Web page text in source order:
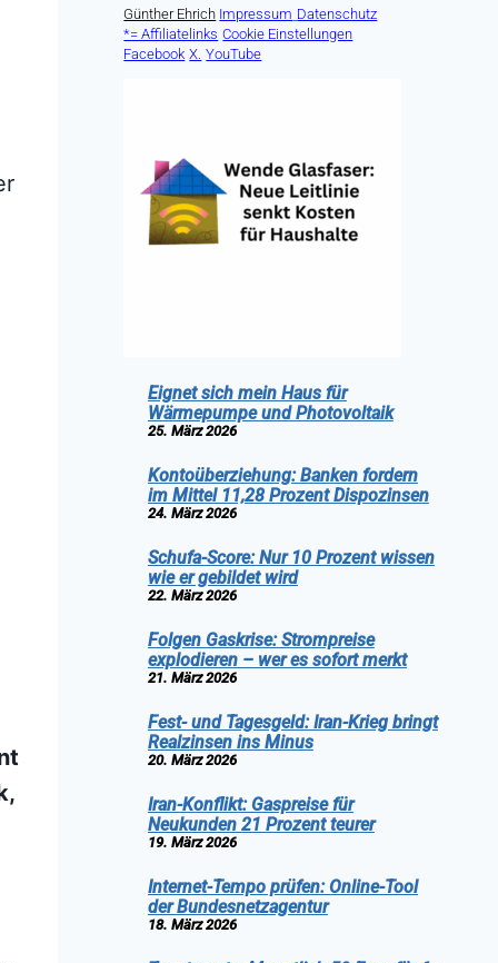
Günther Ehrich Impressum Datenschutz
*= Affiliatelinks Cookie Einstellungen
Facebook X. YouTube
Eignet sich mein Haus für
Wärmepumpe und Photovoltaik
25. März 2026
Kontoüberziehung: Banken fordern
im Mittel 11,28 Prozent Dispozinsen
24. März 2026
Schufa-Score: Nur 10 Prozent wissen
wie er gebildet wird
22. März 2026
Folgen Gaskrise: Strompreise
explodieren – wer es sofort merkt
21. März 2026
Fest- und Tagesgeld: Iran-Krieg bringt
Realzinsen ins Minus
20. März 2026
Iran-Konflikt: Gaspreise für
Neukunden 21 Prozent teurer
19. März 2026
Internet-Tempo prüfen: Online-Tool
der Bundesnetzagentur
18. März 2026